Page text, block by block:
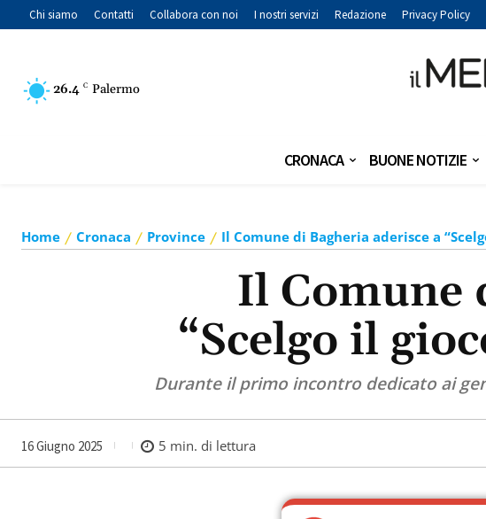
Chi siamo Contatti Collabora con noi I nostri servizi Redazione Privacy Policy
26.4 C Palermo
CRONACA BUONE NOTIZIE
Home Cronaca Province Il Comune di Bagheria aderisce a
Il Comune
“Scelgo il
Durante il primo incontro dedicato ai
16 Giugno 2025 5 min. di lettura